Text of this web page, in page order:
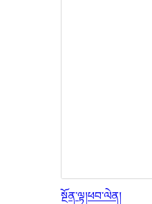
སྔོན་ལྟ།ཕབ་ལེན།